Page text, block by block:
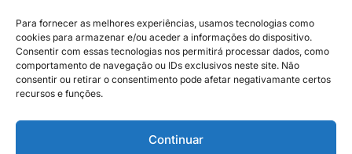
Para fornecer as melhores experiências, usamos tecnologias como
cookies para armazenar e/ou aceder a informações do dispositivo.
Consentir com essas tecnologias nos permitirá processar dados, como
comportamento de navegação ou IDs exclusivos neste site. Não
consentir ou retirar o consentimento pode afetar negativamante certos
recursos e funções.
Continuar
2026 © Feito com
no Espírito Santo.
PoderEditorialCidades